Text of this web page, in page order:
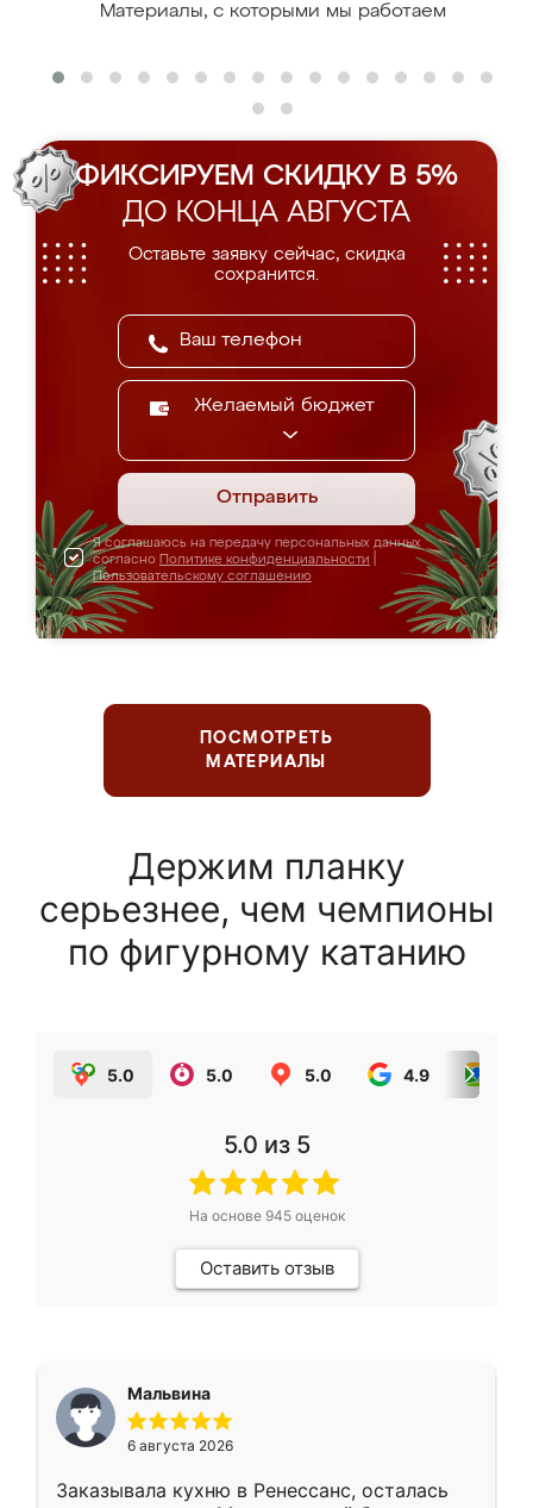
Материалы, с которыми мы работаем
ФИКСИРУЕМ СКИДКУ В 5%
ДО КОНЦА АВГУСТА
Оставьте заявку сейчас, скидка
сохранится.
Желаемый бюджет
Отправить
Я соглашаюсь на передачу персональных данных
согласно Политике конфиденциальности
Пользовательскому соглашению
ПОСМОТРЕТЬ
МАТЕРИАЛЫ
Держим планку
серьезнее, чем чемпионы
по фигурному катанию
5.0 5.0 5.0 4.9
5.0 из 5
На основе 945оценок
Оставить отзыв
Мальвина
6 августа 2026
Заказывала кухню в Ренессанс, осталась